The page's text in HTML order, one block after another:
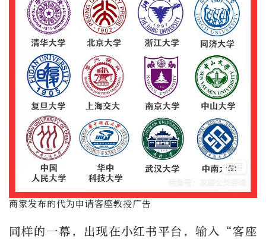
商家发布的代为申请客座教授广告
同样的一幕，出现在小红书平台，输入“客座